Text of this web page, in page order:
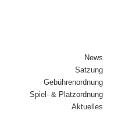
News
Sat­zung
Gebüh­ren­ord­nung
Spiel- & Platz­ord­nung
Aktu­el­les